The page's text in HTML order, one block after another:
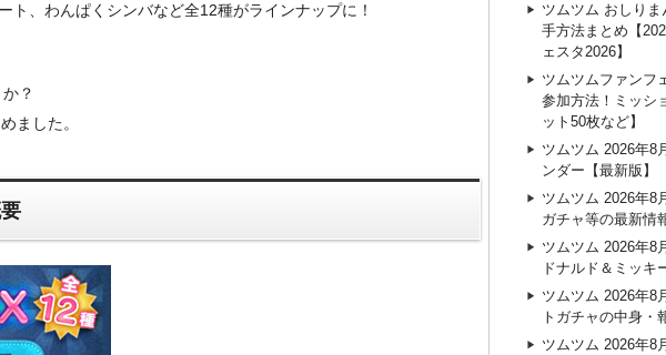
ト、わんぱくシンバなど全12種がラインナップに！
？
ました。
ツムツム おしり
手方法まとめ【
ェスタ2026】
ツムツムファンフ
参加方法！ミッシ
ット50枚など】
ツムツム 2026年8
ンダー【最新版】
ツムツム 2026年8
ガチャ等の最新情
ツムツム 2026年8
ドナルド＆ミッキ
ツムツム 2026年8
トガチャの中身・
ツムツム 2026年8